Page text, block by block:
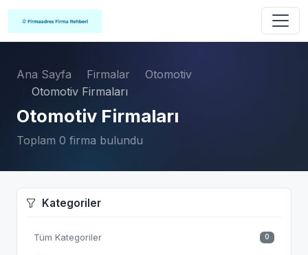
Ana Sayfa Firmalar
Otomotiv
Otomotiv Firmaları
Otomotiv Firmaları
Toplam 0 firma bulundu
Kategoriler
Tüm Kategoriler 0